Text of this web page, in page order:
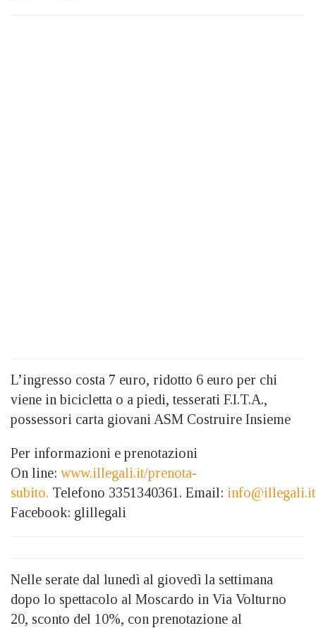
L’ingresso costa 7 euro, ridotto 6 euro per chi
viene in bicicletta o a piedi, tesserati F.I.T.A.,
possessori carta giovani ASM Costruire Insieme
Per informazioni e prenotazioni
On line: www.illegali.it/prenota-
subito. Telefono 3351340361. Email:
Facebook: glillegali
Nelle serate dal lunedì al giovedì la settimana
dopo lo spettacolo al Moscardo in Via Volturno
20, sconto del 10%, con prenotazione al